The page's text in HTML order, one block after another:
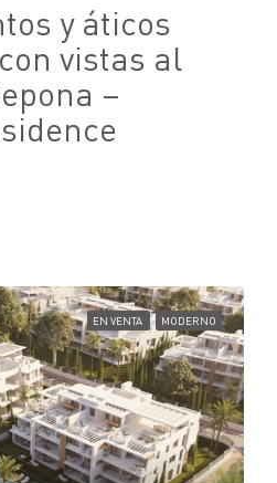
y áticos
vistas al
–
EN VENTA MODERNO